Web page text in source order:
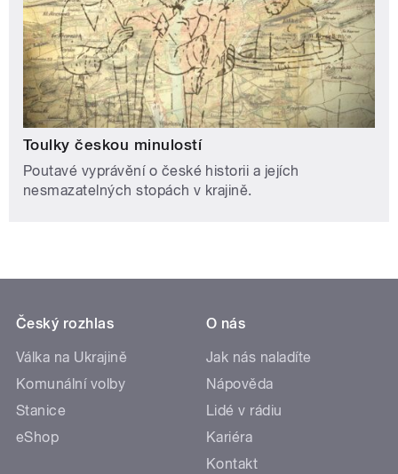
Toulky českou minulostí
Poutavé vyprávění o české historii a jejích
nesmazatelných stopách v krajině.
Český rozhlas
Válka na Ukrajině
Komunální volby
Stanice
eShop
O nás
Jak nás naladíte
Nápověda
Lidé v rádiu
Kariéra
Kontakt